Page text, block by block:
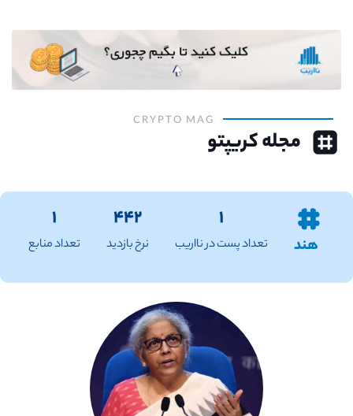
CRYPTO MAG
مجله کریپتو
هند
۱
تعداد پست در نااریب
۴۴۲
نرخ بازدید
۱
تعداد منابع